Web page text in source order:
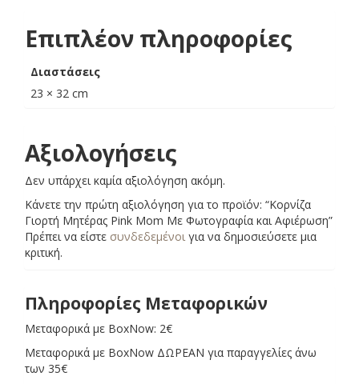
Επιπλέον πληροφορίες
Διαστάσεις
23 × 32 cm
Αξιολογήσεις
Δεν υπάρχει καμία αξιολόγηση ακόμη.
Κάνετε την πρώτη αξιολόγηση για το προϊόν: “Κορνίζα
Γιορτή Μητέρας Pink Mom Με Φωτογραφία και Αφιέρωση”
Πρέπει να είστε συνδεδεμένοιγια να δημοσιεύσετε μια
κριτική.
Πληροφορίες Μεταφορικών
Μεταφορικά με BoxNow: 2€
Μεταφορικά με BoxNow ΔΩΡΕΑΝ για παραγγελίες άνω
των 35€